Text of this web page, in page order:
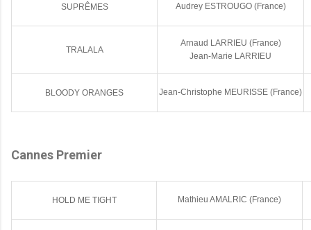
SUPRÊMES Audrey ESTROUGO (France)
TRALALA
Arnaud LARRIEU (France)
Jean-Marie LARRIEU
BLOODY ORANGES Jean-Christophe MEURISSE (France)
Cannes Premier
HOLD ME TIGHT Mathieu AMALRIC (France)